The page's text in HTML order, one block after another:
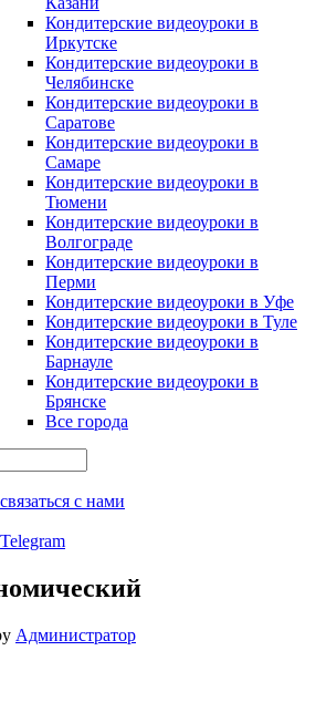
Кондитерские видеоуроки в
Иркутске
Кондитерские видеоуроки в
Челябинске
Кондитерские видеоуроки в
Саратове
Кондитерские видеоуроки в
Самаре
Кондитерские видеоуроки в
Тюмени
Кондитерские видеоуроки в
Волгограде
Кондитерские видеоуроки в
Перми
Кондитерские видеоуроки в Уфе
Кондитерские видеоуроки в Туле
Кондитерские видеоуроки в
Барнауле
Кондитерские видеоуроки в
Брянске
Все города
с нами
Telegram
Администратор